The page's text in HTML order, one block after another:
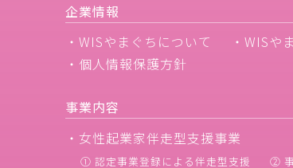
企業情報
・WISやまぐちについて
・WISや
・個人情報保護方針
事業内容
・女性起業家伴走型支援事業
① 認定事業登録による伴走型支援 ②